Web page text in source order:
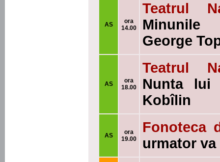
AS
ora
14.00
Teatrul
Minunile
George
AS
ora
18.00
Teatrul
Nunta lui
Kobîlin
AS
ora
19.00
Fonoteca
urmator